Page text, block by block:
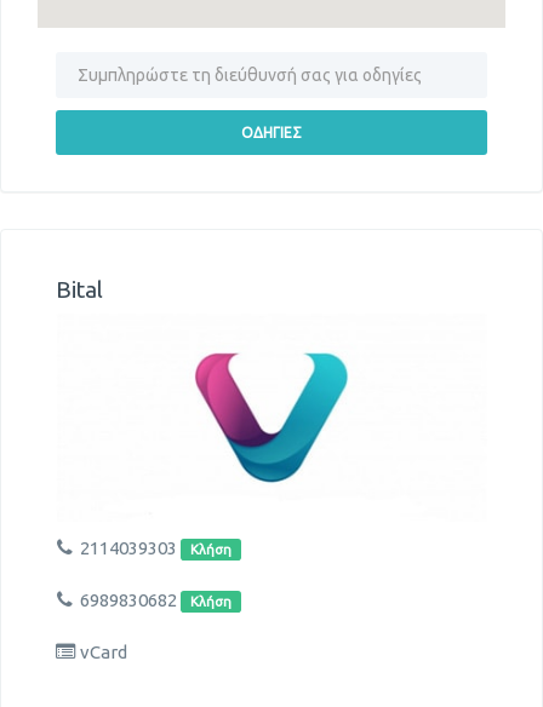
Bital
2114039303 Κλήση
6989830682 Κλήση
vCard